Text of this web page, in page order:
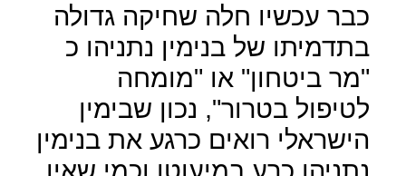
כבר עכשיו חלה שחיקה גדולה
בתדמיתו של בנימין נתניהו כ
"מר ביטחון" או "מומחה
לטיפול בטרור", נכון שבימין
הישראלי רואים כרגע את בנימין